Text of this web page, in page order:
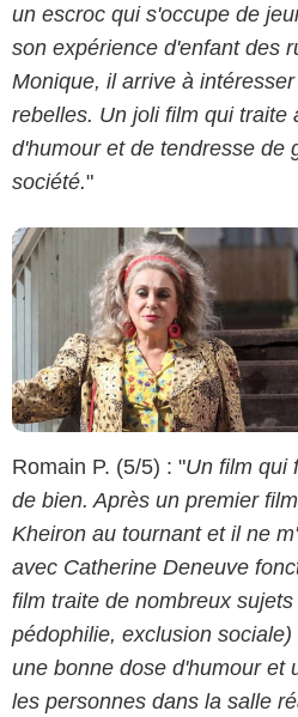
un escroc qui s'occupe de
son expérience d'enfant des
Monique, il arrive à
rebelles. Un joli film qui traite
d'humour et de tendresse de
société."
Romain P. (5/5) : "Un film qui
de bien. Après un premier
Kheiron au tournant et il ne
avec Catherine Deneuve
film traite de nombreux
pédophilie, exclusion
une bonne dose d'humour et
les personnes dans la salle